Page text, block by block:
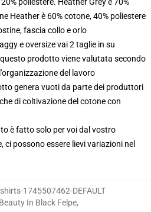
Heather è 60% cotone, 40% poliestere
fascia collo e orlo
e oversize vai 2 taglie in su
prodotto viene valutata secondo
del lavoro
genera vuoti da parte dei produttori
di coltivazione del cotone con
è fatto solo per voi dal vostro
possono essere lievi variazioni nel
1745507462-DEFAULT
Beauty In Black Felpe,